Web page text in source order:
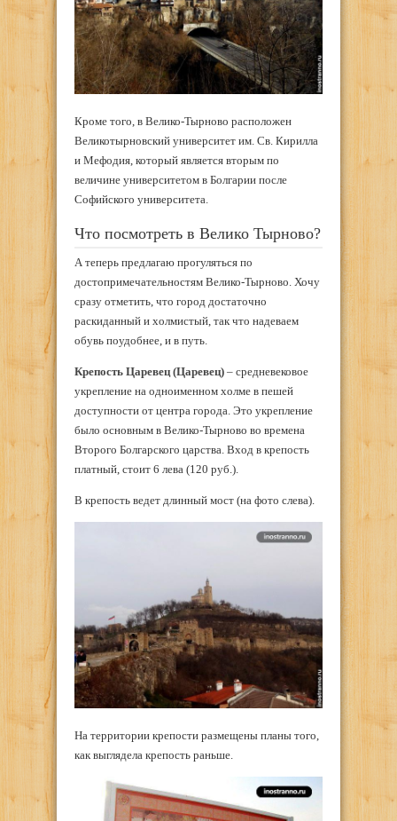
Кроме того, в Велико-Тырново расположен
Великотырновский университет им. Св. Кирилла
и Мефодия, который является вторым по
величине университетом в Болгарии после
Софийского университета.
Что посмотреть в Велико Тырново?
А теперь предлагаю прогуляться по
достопримечательностям Велико-Тырново. Хочу
сразу отметить, что город достаточно
раскиданный и холмистый, так что надеваем
обувь поудобнее, и в путь.
Крепость Царевец (Царевец) – средневековое
укрепление на одноименном холме в пешей
доступности от центра города. Это укрепление
было основным в Велико-Тырново во времена
Второго Болгарского царства. Вход в крепость
платный, стоит 6 лева (120 руб.).
В крепость ведет длинный мост (на фото слева).
На территории крепости размещены планы того,
как выглядела крепость раньше.